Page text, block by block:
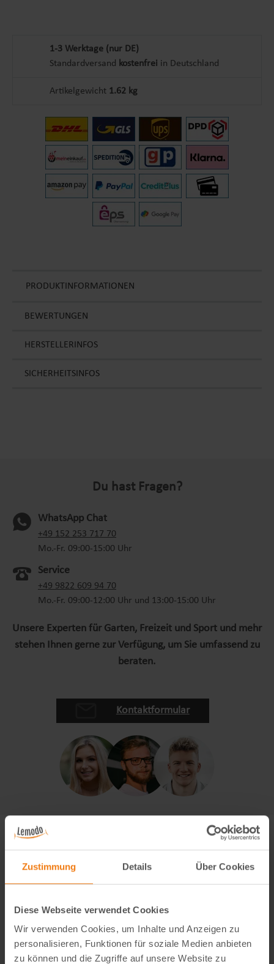
Zustimmung Details Über Cookies
Diese Webseite verwendet Cookies
Wir verwenden Cookies, um Inhalte und Anzeigen zu
personalisieren, Funktionen für soziale Medien anbieten
zu können und die Zugriffe auf unsere Website zu
1-3 Werktage (nur DE)
Standardversand kostenfrei in Deutschland
Artikelgewicht 1.62 kg
PRODUKTINFORMATIONEN
BEWERTUNGEN
HERSTELLERINFOS
SICHERHEITSINFOS
Du hast Fragen?
WhatsApp Chat
+49 152 253 717 70
Mo.-Fr. 09:00-15:00 Uhr
Service
+49 9822 609 94 70
Mo.-Fr. 09:00-12:00 Uhr und 13:00-15:00 Uhr
Unsere Experten für Garten, Freizeit und Sport und mehr
stehen Ihnen gerne zur Verfügung, um Sie umfassend zu
beraten.
Kontaktformular